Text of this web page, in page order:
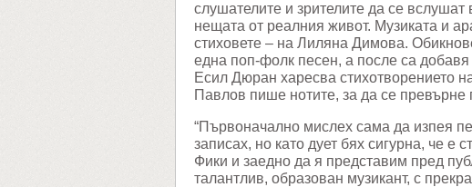
слушателите и зрителите да се вслушат
нещата от реалния живот. Музиката и
стиховете – на Лиляна Димова.
една поп-фолк песен, а после са добавя
Есил Дюран харесва стихотворението
Павлов пише нотите, за да се превърне
“Първоначално мислех сама да изпея
записах, но като дует бях сигурна, че е
Фики и заедно да я представим пред
талантлив, образован музикант, с